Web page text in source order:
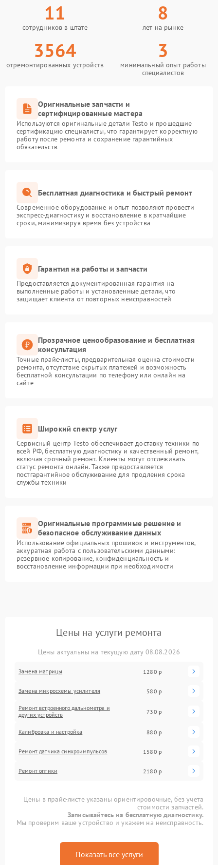
11
сотрудников в штате
8
лет на рынке
3564
отремонтированных устройств
3
минимальный опыт работы
специалистов
Оригинальные запчасти и
сертифицированные мастера
Используются оригинальные детали Testo и прошедшие
сертификацию специалисты, что гарантирует корректную
работу после ремонта и сохранение гарантийных
обязательств
Бесплатная диагностика и быстрый ремонт
Современное оборудование и опыт позволяют провести
экспресс-диагностику и восстановление в кратчайшие
сроки, минимизируя время без устройства
Гарантия на работы и запчасти
Предоставляется документированная гарантия на
выполненные работы и установленные детали, что
защищает клиента от повторных неисправностей
Прозрачное ценообразование и бесплатная
консультация
Точные прайс-листы, предварительная оценка стоимости
ремонта, отсутствие скрытых платежей и возможность
бесплатной консультации по телефону или онлайн на
сайте
Широкий спектр услуг
Сервисный центр Testo обеспечивает доставку техники по
всей РФ, бесплатную диагностику и качественный ремонт,
включая срочный ремонт. Клиенты могут отслеживать
статус ремонта онлайн. Также предоставляется
постгарантийное обслуживание для продления срока
службы техники
Оригинальные программные решение и
безопасное обслуживание данных
Использование официальных прошивок и инструментов,
аккуратная работа с пользовательскими данными:
резервное копирование, конфиденциальность и
восстановление информации при необходимости
Цены на услуги ремонта
Цены актуальны на текущую дату 08.08.2026
Замена матрицы 1280 р
Замена микросхемы усилителя 580 р
Ремонт встроенного дальнометра и
других устройств
730 р
Калибровка и настройка 880 р
Ремонт датчика синхроимпульсов 1580 р
Ремонт оптики 2180 р
Цены в прайс-листе указаны ориентировочные, без учета
стоимости запчастей.
Записывайтесь на бесплатную диагностику.
Мы проверим ваше устройство и укажем на неисправность.
Показать все услуги